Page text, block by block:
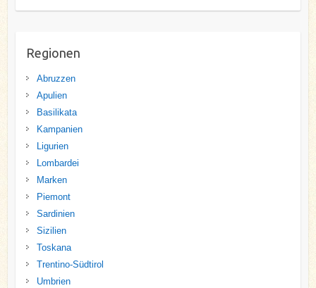
Regionen
Abruzzen
Apulien
Basilikata
Kampanien
Ligurien
Lombardei
Marken
Piemont
Sardinien
Sizilien
Toskana
Trentino-Südtirol
Umbrien